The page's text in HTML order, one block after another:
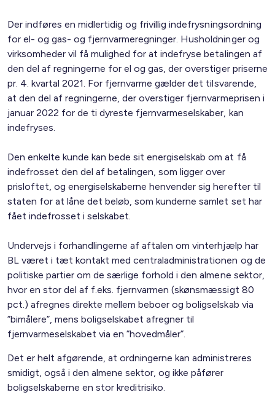
Der indføres en midlertidig og frivillig indefrysningsordning
for el- og gas- og fjernvarmeregninger. Husholdninger og
virksomheder vil få mulighed for at indefryse betalingen af
den del af regningerne for el og gas, der overstiger priserne
pr. 4. kvartal 2021. For fjernvarme gælder det tilsvarende,
at den del af regningerne, der overstiger fjernvarmeprisen i
januar 2022 for de ti dyreste fjernvarmeselskaber, kan
indefryses.
Den enkelte kunde kan bede sit energiselskab om at få
indefrosset den del af betalingen, som ligger over
prisloftet, og energiselskaberne henvender sig herefter til
staten for at låne det beløb, som kunderne samlet set har
fået indefrosset i selskabet.
Undervejs i forhandlingerne af aftalen om vinterhjælp har
BL været i tæt kontakt med centraladministrationen og de
politiske partier om de særlige forhold i den almene sektor,
hvor en stor del af f.eks. fjernvarmen (skønsmæssigt 80
pct.) afregnes direkte mellem beboer og boligselskab via
”bimålere”, mens boligselskabet afregner til
fjernvarmeselskabet via en ”hovedmåler”.
Det er helt afgørende, at ordningerne kan administreres
smidigt, også i den almene sektor, og ikke påfører
boligselskaberne en stor kreditrisiko.